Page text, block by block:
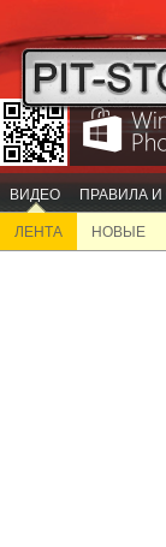
ВИДЕО ПРАВИЛА
ЛЕНТА НОВЫЕ